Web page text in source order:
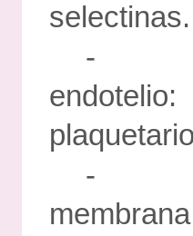
selectinas.
-
-